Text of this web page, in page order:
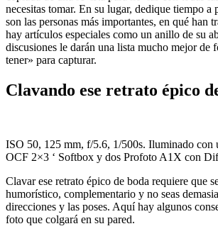
necesitas tomar. En su lugar, dedique tiempo a
son las personas más importantes, en qué han
hay artículos especiales como un anillo de su
discusiones le darán una lista mucho mejor de
tener» para capturar.
Clavando ese retrato épico
ISO 50, 125 mm, f/5.6, 1/500s. Iluminado con
OCF 2×3 ‘ Softbox y dos Profoto A1X con
Clavar ese retrato épico de boda requiere que
humorístico, complementario y no seas
direcciones y las poses. Aquí hay algunos
foto que colgará en su pared.